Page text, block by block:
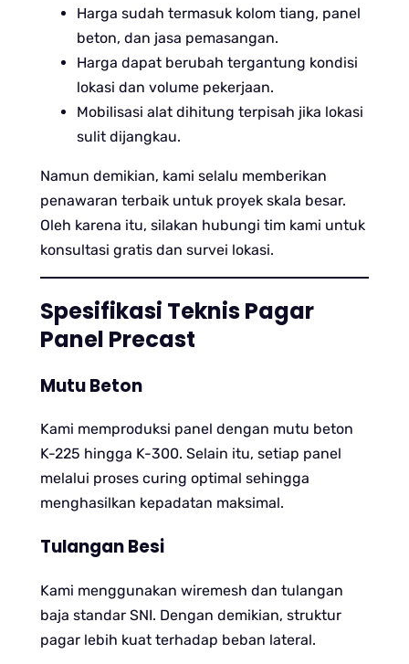
Harga sudah termasuk kolom tiang, panel
beton, dan jasa pemasangan.
Harga dapat berubah tergantung kondisi
lokasi dan volume pekerjaan.
Mobilisasi alat dihitung terpisah jika lokasi
sulit dijangkau.
Namun demikian, kami selalu memberikan
penawaran terbaik untuk proyek skala besar.
Oleh karena itu, silakan hubungi tim kami untuk
konsultasi gratis dan survei lokasi.
Spesifikasi Teknis Pagar
Panel Precast
Mutu Beton
Kami memproduksi panel dengan mutu beton
K-225 hingga K-300. Selain itu, setiap panel
melalui proses curing optimal sehingga
menghasilkan kepadatan maksimal.
Tulangan Besi
Kami menggunakan wiremesh dan tulangan
baja standar SNI. Dengan demikian, struktur
pagar lebih kuat terhadap beban lateral.